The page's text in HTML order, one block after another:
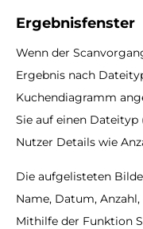
Ergebnisfenster
Wenn der
Ergebnis nach
Kuchendiagramm
Sie auf einen Dateityp
Nutzer Details wie
Die aufgelisteten
Name, Datum,
Mithilfe der Funktion